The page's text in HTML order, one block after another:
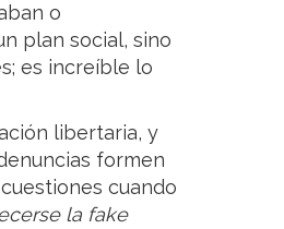
o
plan social, sino
es increíble lo
libertaria, y
formen
cuando
la fake